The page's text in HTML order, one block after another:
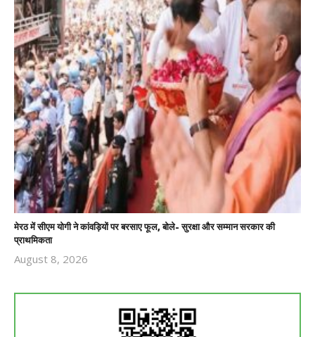
मेरठ में सीएम योगी ने कांवड़ियों पर बरसाए फूल, बोले- सुरक्षा और सम्मान सरकार की
प्राथमिकता
August 8, 2026